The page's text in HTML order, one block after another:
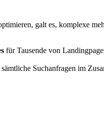
galt es, komplexe
für Tausende von
Suchanfragen im